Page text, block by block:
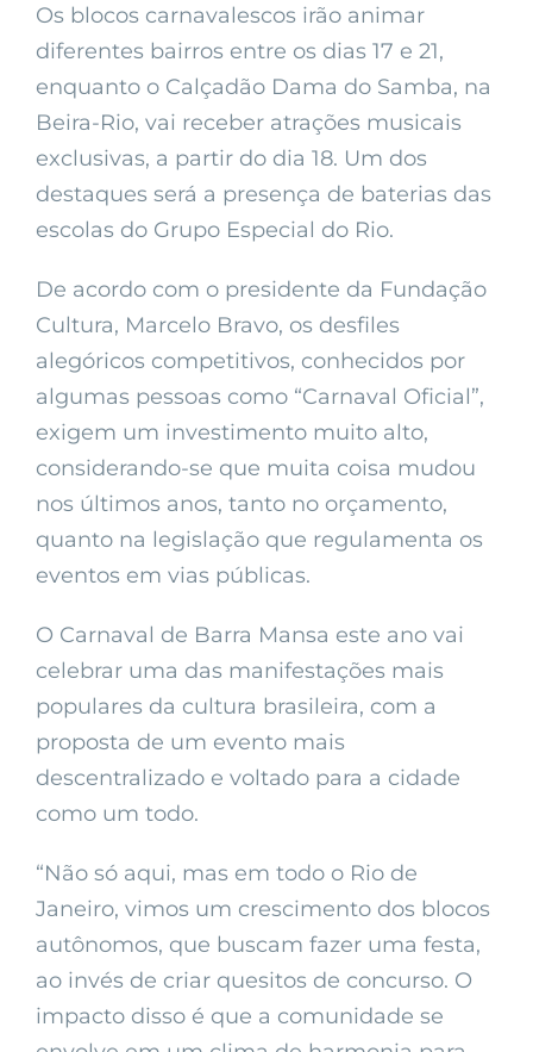
Os blocos carnavalescos irão animar
diferentes bairros entre os dias 17 e 21,
enquanto o Calçadão Dama do Samba, na
Beira-Rio, vai receber atrações musicais
exclusivas, a partir do dia 18. Um dos
destaques será a presença de baterias das
escolas do Grupo Especial do Rio.
De acordo com o presidente da Fundação
Cultura, Marcelo Bravo, os desfiles
alegóricos competitivos, conhecidos por
algumas pessoas como “Carnaval Oficial”,
exigem um investimento muito alto,
considerando-se que muita coisa mudou
nos últimos anos, tanto no orçamento,
quanto na legislação que regulamenta os
eventos em vias públicas.
O Carnaval de Barra Mansa este ano vai
celebrar uma das manifestações mais
populares da cultura brasileira, com a
proposta de um evento mais
descentralizado e voltado para a cidade
como um todo.
“Não só aqui, mas em todo o Rio de
Janeiro, vimos um crescimento dos blocos
autônomos, que buscam fazer uma festa,
ao invés de criar quesitos de concurso. O
impacto disso é que a comunidade se